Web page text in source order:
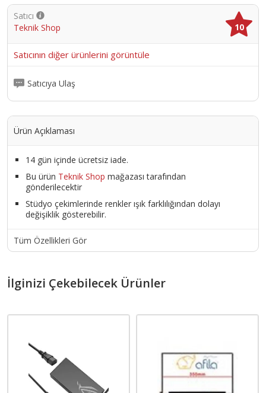
Satıcı
Teknik Shop
10
Satıcının diğer ürünlerini görüntüle
Satıcıya Ulaş
Ürün Açıklaması
14 gün içinde ücretsiz iade.
Bu ürün Teknik Shop mağazası tarafından
gönderilecektir
Stüdyo çekimlerinde renkler ışık farklılığından dolayı
değişiklik gösterebilir.
Tüm Özellikleri Gör
İlginizi Çekebilecek Ürünler